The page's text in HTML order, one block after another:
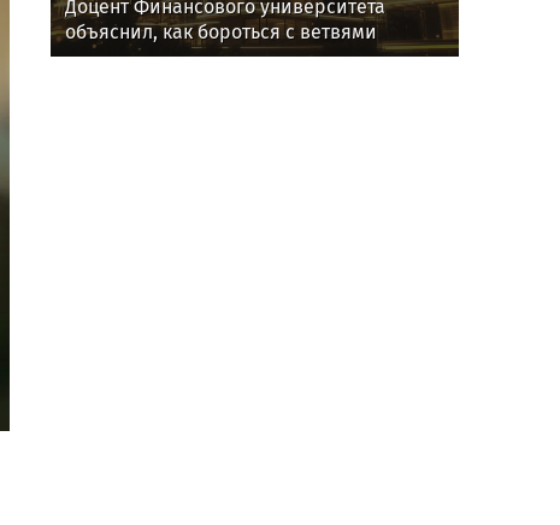
Доцент Финансового университета
объяснил, как бороться с ветвями
соседей